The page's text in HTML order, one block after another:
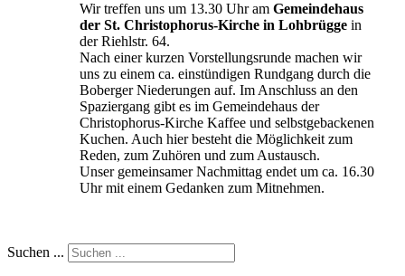
Wir treffen uns um 13.30 Uhr am Gemeindehaus
der St. Christophorus-Kirche in Lohbrügge in
der Riehlstr. 64.
Nach einer kurzen Vorstellungsrunde machen wir
uns zu einem ca. einstündigen Rundgang durch die
Boberger Niederungen auf. Im Anschluss an den
Spaziergang gibt es im Gemeindehaus der
Christophorus-Kirche Kaffee und selbstgebackenen
Kuchen. Auch hier besteht die Möglichkeit zum
Reden, zum Zuhören und zum Austausch.
Unser gemeinsamer Nachmittag endet um ca. 16.30
Uhr mit einem Gedanken zum Mitnehmen.
Suchen ...